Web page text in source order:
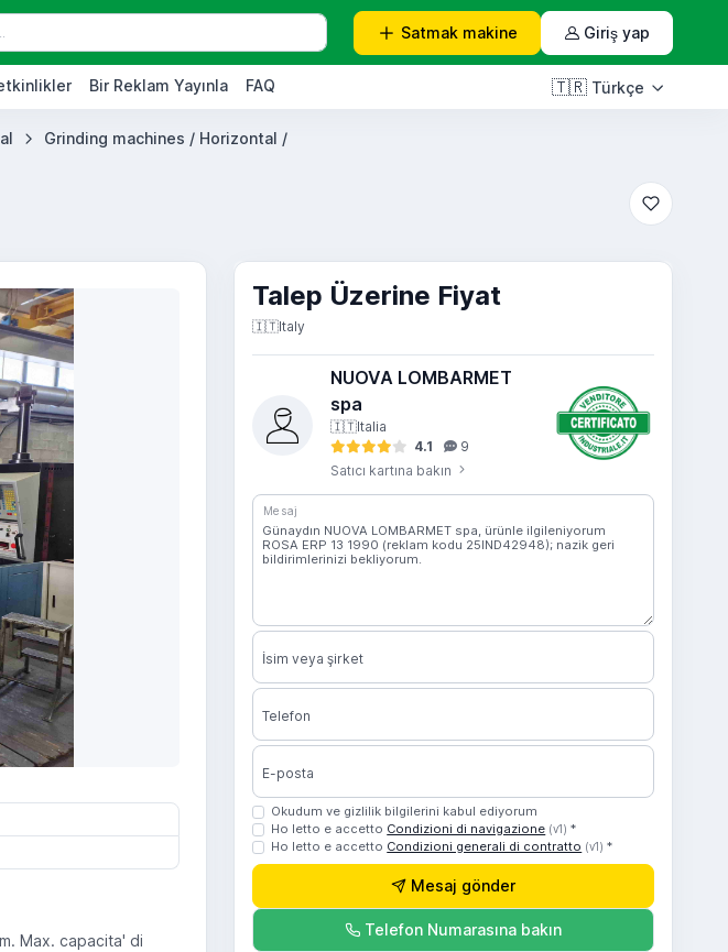
Satmak makine Giriş yap
Bir Reklam Yayınla FAQ 🇹🇷 Türkçe
Grinding machines / Horizontal /
Max. capacita' di
Talep Üzerine Fiyat
🇮🇹Italy
NUOVA LOMBARMET
spa
🇮🇹Italia
4.1
9
Satıcı kartına bakın
Mesaj
İsim veya şirket
Telefon
E-posta
Okudum ve gizlilik bilgilerini kabul ediyorum
Ho letto e accetto Condizioni di navigazione (v1) *
Ho letto e accetto Condizioni generali di contratto (v1) *
Mesaj gönder
Telefon Numarasına bakın